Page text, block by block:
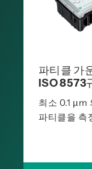
파티클 가
ISO 8573
최소 0.1 µm
파티클을 측